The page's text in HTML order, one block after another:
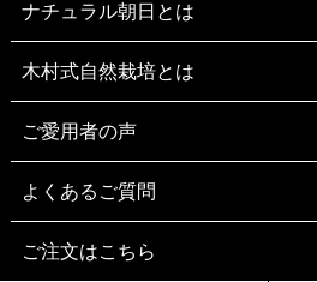
ナチュラル朝日とは
木村式自然栽培とは
ご愛用者の声
よくあるご質問
ご注文はこちら